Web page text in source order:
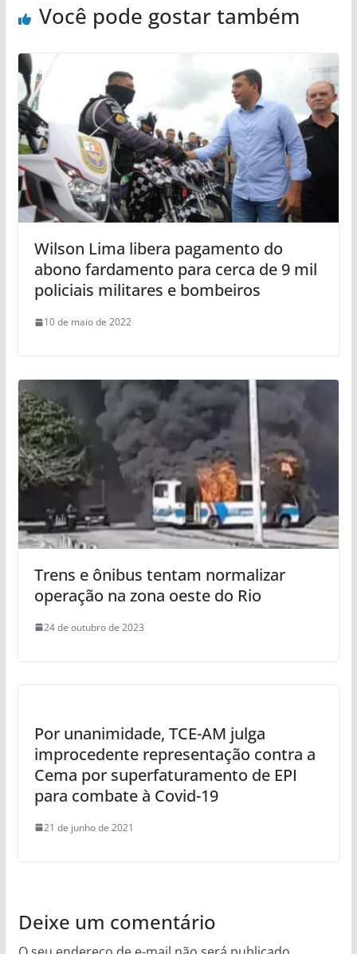
Você pode gostar também
Wilson Lima libera pagamento do
abono fardamento para cerca de 9 mil
policiais militares e bombeiros
10 de maio de 2022
Trens e ônibus tentam normalizar
operação na zona oeste do Rio
24 de outubro de 2023
Por unanimidade, TCE-AM julga
improcedente representação contra a
Cema por superfaturamento de EPI
para combate à Covid-19
21 de junho de 2021
Deixe um comentário